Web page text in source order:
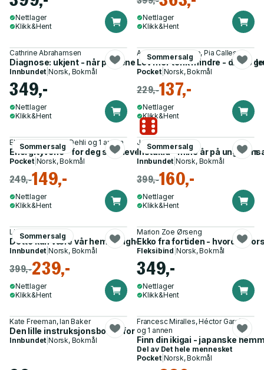
Nettlager
Klikk&Hent
Nettlager
Klikk&Hent
Cathrine Abrahamsen
Diagnose: ukjent - når prøvene er normale, men ingenting
Innbundet |Norsk, Bokmål
349,-
Nettlager
Klikk&Hent
Sommersalg
Anne Mette Futtrup, Pia Callesen
Lev mer tenk mindre - dropp
Pocket| Norsk, Bokmål
229,-137,-
Nettlager
Klikk&Hent
Sommersalg
Elin Fjerstad, Lars Dehli og 1 annen
Energityvene - for deg som lever med utmattelse og sykdom
Pocket| Norsk, Bokmål
249,-149,-
Nettlager
Klikk&Hent
Sommersalg
Johanne Rogndal
Instukid - mine år på
Innbundet |Norsk, Bokmål
399,-160,-
Nettlager
Klikk&Hent
Sommersalg
Linn Marie Wiik
Dette kan være vår hemmelighet
Innbundet |Norsk, Bokmål
399,-239,-
Nettlager
Klikk&Hent
Marion Zoe Ørseng
Ekko fra fortiden - hvordan
Fleksibind Norsk, Bokmål
349,-
Nettlager
Klikk&Hent
Kate Freeman, Ian Baker
Den lille instruksjonsboken for seniorer
Innbundet |Norsk, Bokmål
Francesc Miralles, Héctor García
og 1 annen
Finn din ikigai - japanske
Del av Det hele mennesket
Pocket| Norsk, Bokmål